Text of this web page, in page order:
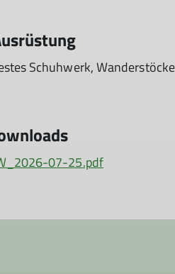
Schuhwerk,
07-25.pdf